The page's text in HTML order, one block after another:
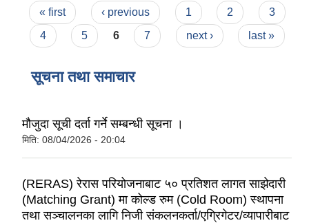
Pages
« first ‹ previous 1 2
3
4
5 6 7 next › last »
सूचना तथा समाचार
मौजुदा सूची दर्ता गर्ने सम्बन्धी सूचना ।
मिति: 08/04/2026 - 20:04
(RERAS) रेरास परियोजनाबाट ५० प्रतिशत लागत साझेदारी
(Matching Grant) मा कोल्ड रुम (Cold Room) स्थापना
तथा सञ्चालनका लागि निजी संकलनकर्ता/एग्रिगेटर/व्यापारीबाट